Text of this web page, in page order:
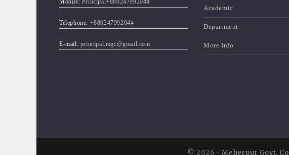
Telephone: +880247992044
E-mail: principal.mgc@gmail.com
Academic
Department
More Info
© 2026 -Meherpur Govt.